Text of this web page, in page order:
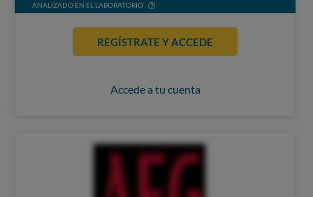
ANALIZADO EN EL LABORATORIO
REGÍSTRATE Y ACCEDE
Accede a tu cuenta